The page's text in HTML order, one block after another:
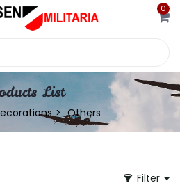
0
List
Others
Filter